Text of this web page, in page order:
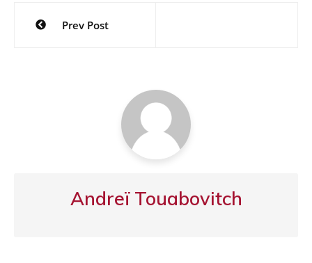
Navigation
Prev Post
Andreï Touabovitch